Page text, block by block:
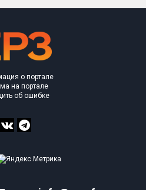
о портале
на портале
об ошибке